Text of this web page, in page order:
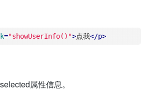
="showUserInfo()">点我</p>
属性信息。